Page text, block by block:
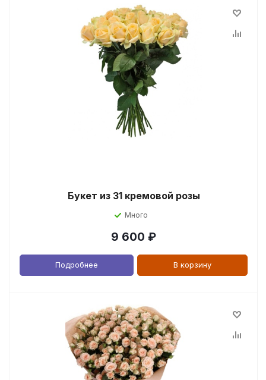
Букет из 31 кремовой розы
Много
9 600 ₽
Подробнее В корзину